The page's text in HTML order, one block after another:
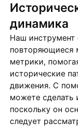
динамика
Наш инструмент
повторяющиеся
метрики,
исторические
движения. С
можете сделать
поскольку он
следует